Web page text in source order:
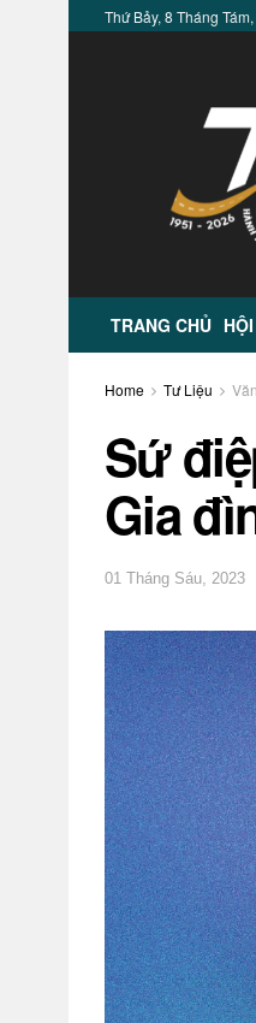
Thứ Bảy, 8 Tháng
TRANG CHỦ
Home Tư Liệu
Sứ
Gia
01 Tháng Sáu, 2023